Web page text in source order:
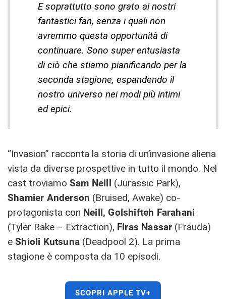
E soprattutto sono grato ai nostri
fantastici fan, senza i quali non
avremmo questa opportunità di
continuare. Sono super entusiasta
di ciò che stiamo pianificando per la
seconda stagione, espandendo il
nostro universo nei modi più intimi
ed epici.
“Invasion” racconta la storia di un’invasione aliena
vista da diverse prospettive in tutto il mondo. Nel
cast troviamo Sam Neill (Jurassic Park),
Shamier Anderson (Bruised, Awake) co-
protagonista con Neill, Golshifteh Farahani
(Tyler Rake – Extraction), Firas Nassar (Frauda)
e Shioli Kutsuna (Deadpool 2). La prima
stagione è composta da 10 episodi.
SCOPRI APPLE TV+